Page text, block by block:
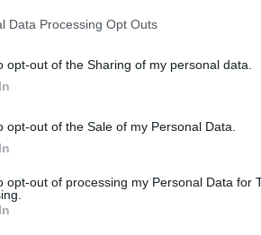
Data Processing Opt Outs
opt-out of the Sharing of my personal data.
opt-out of the Sale of my Personal Data.
opt-out of processing my Personal Data for
αργότερα, το 2003 ο
για να αναλάβει ρόλο στο
Από το 2006 ανέλαβε την
γυναικών την οποία οδήγησε
Κυπέλλων (2007,